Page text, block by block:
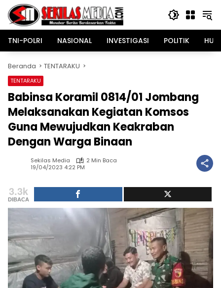
Langsung
konten
TNI-POLRI
NASIONAL INVESTIGASI POLITIK
Beranda TENTARAKU
TENTARAKU
Babinsa Koramil 0814/01 Jombang
Melaksanakan Kegiatan Komsos
Guna Mewujudkan Keakraban
Dengan Warga Binaan
Sekilas Media
2 Min Baca
19/04/2023 4:22 PM
3.3k
DIBACA